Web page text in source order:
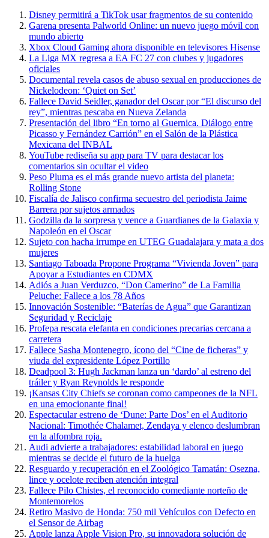
Disney permitirá a TikTok usar fragmentos de su contenido
Garena presenta Palworld Online: un nuevo juego móvil con
mundo abierto
Xbox Cloud Gaming ahora disponible en televisores Hisense
La Liga MX regresa a EA FC 27 con clubes y jugadores
oficiales
Documental revela casos de abuso sexual en producciones de
Nickelodeon: ‘Quiet on Set’
Fallece David Seidler, ganador del Oscar por “El discurso del
rey”, mientras pescaba en Nueva Zelanda
Presentación del libro “En torno al Guernica. Diálogo entre
Picasso y Fernández Carrión” en el Salón de la Plástica
Mexicana del INBAL
YouTube rediseña su app para TV para destacar los
comentarios sin ocultar el video
Peso Pluma es el más grande nuevo artista del planeta:
Rolling Stone
Fiscalía de Jalisco confirma secuestro del periodista Jaime
Barrera por sujetos armados
Godzilla da la sorpresa y vence a Guardianes de la Galaxia y
Napoleón en el Oscar
Sujeto con hacha irrumpe en UTEG Guadalajara y mata a dos
mujeres
Santiago Taboada Propone Programa “Vivienda Joven” para
Apoyar a Estudiantes en CDMX
Adiós a Juan Verduzco, “Don Camerino” de La Familia
Peluche: Fallece a los 78 Años
Innovación Sostenible: “Baterías de Agua” que Garantizan
Seguridad y Reciclaje
Profepa rescata elefanta en condiciones precarias cercana a
carretera
Fallece Sasha Montenegro, ícono del “Cine de ficheras” y
viuda del expresidente López Portillo
Deadpool 3: Hugh Jackman lanza un ‘dardo’ al estreno del
tráiler y Ryan Reynolds le responde
¡Kansas City Chiefs se coronan como campeones de la NFL
en una emocionante final!
Espectacular estreno de ‘Dune: Parte Dos’ en el Auditorio
Nacional: Timothée Chalamet, Zendaya y elenco deslumbran
en la alfombra roja.
Audi advierte a trabajadores: estabilidad laboral en juego
mientras se decide el futuro de la huelga
Resguardo y recuperación en el Zoológico Tamatán: Osezna,
lince y ocelote reciben atención integral
Fallece Pilo Chistes, el reconocido comediante norteño de
Montemorelos
Retiro Masivo de Honda: 750 mil Vehículos con Defecto en
el Sensor de Airbag
Apple lanza Apple Vision Pro, su innovadora solución de